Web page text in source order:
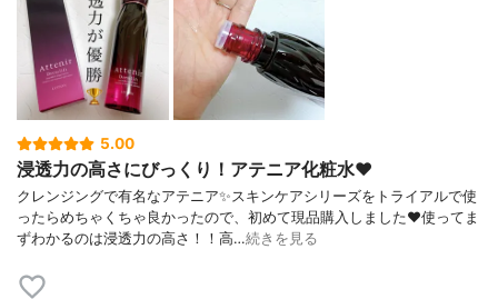
5.00
浸透力の高さにびっくり！アテニア化粧水❤️
クレンジングで有名なアテニア✨スキンケアシリーズをトライアルで使
ったらめちゃくちゃ良かったので、初めて現品購入しました❤️使ってま
ずわかるのは浸透力の高さ！！高…続きを見る